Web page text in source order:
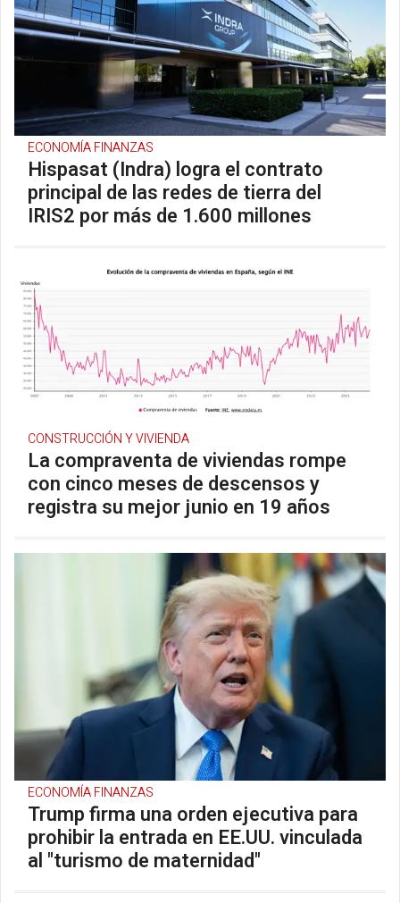
ECONOMÍA FINANZAS
Hispasat (Indra) logra el contrato
principal de las redes de tierra del
IRIS2 por más de 1.600 millones
CONSTRUCCIÓN Y VIVIENDA
La compraventa de viviendas rompe
con cinco meses de descensos y
registra su mejor junio en 19 años
ECONOMÍA FINANZAS
Trump firma una orden ejecutiva para
prohibir la entrada en EE.UU. vinculada
al "turismo de maternidad"